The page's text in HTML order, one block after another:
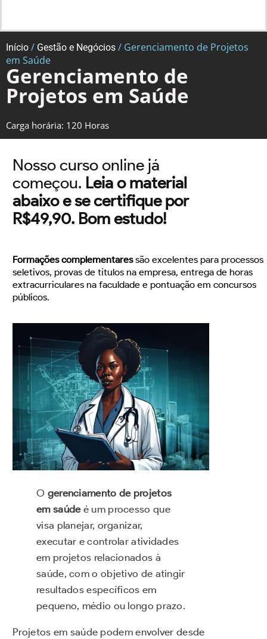
Início / Gestão e Negócios / Gerenciamento de Projetos
em Saúde
Gerenciamento de
Projetos em Saúde
Carga horária: 120 Horas
Nosso curso online já
começou. Leia o material
abaixo e se certifique por
R$49,90. Bom estudo!
Formações complementaressão excelentes para processos
seletivos, provas de títulos na empresa, entrega de horas
extracurriculares na faculdade e pontuação em concursos
públicos.
O gerenciamento de projetos
em saúde é um processo que
visa planejar, organizar,
executar e controlar atividades
em projetos relacionados à
saúde, com o objetivo de atingir
resultados específicos em
pequeno, médio ou longo prazo.
Projetos em saúde podem envolver desde